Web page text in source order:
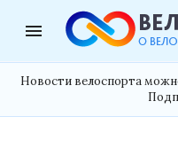
menu
Новости велоспорта